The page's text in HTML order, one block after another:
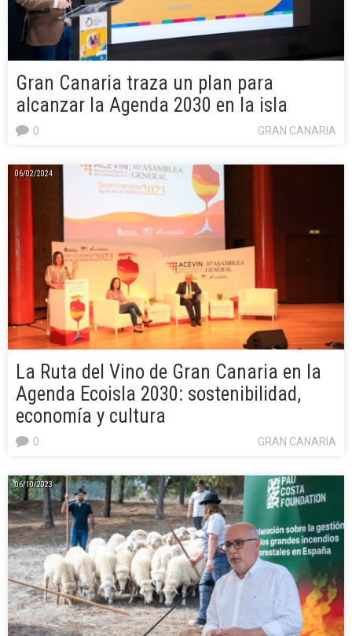
Gran Canaria traza un plan para
alcanzar la Agenda 2030 en la isla
GRAN CANARIA
0
06/02/2024
La Ruta del Vino de Gran Canaria en la
Agenda Ecoisla 2030: sostenibilidad,
economía y cultura
GRAN CANARIA
0
06/10/2023